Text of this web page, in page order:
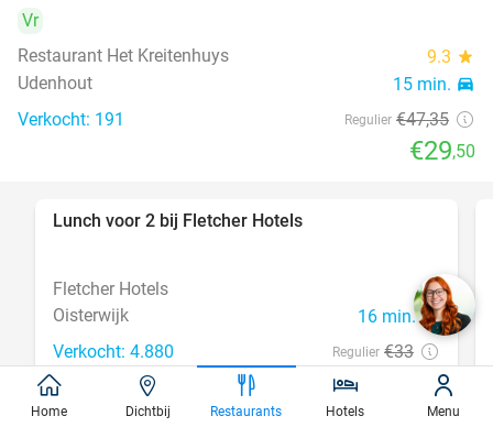
Vr
Restaurant Het Kreitenhuys
9.3 star
Udenhout 15 min. directions_car
Verkocht: 191 Regulier €47,35
€29,50
Lunch voor 2 bij Fletcher Hotels
Fletcher Hotels
Oisterwijk
16 min.directions_car
Verkocht: 4.880 Regulier €33
,90
Home Dichtbij Restaurants Hotels Menu